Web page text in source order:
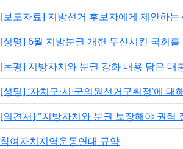
[보도자료] 지방선거 후보자에게 제안하는
[성명] 6월 지방분권 개헌 무산시킨 국회
[논평] 지방자치와 분권 강화 내용 담은 대
[성명] ‘자치구∙시∙군의원선거구획정’에
[의견서] "지방자치와 분권 보장해야 권력
참여자치지역운동연대 규약